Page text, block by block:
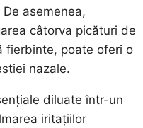
asemenea,
câtorva picături de
fierbinte, poate oferi o
nazale.
diluate într-un
iritațiilor